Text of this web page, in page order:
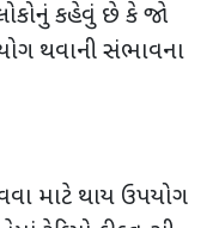
કહેવું છે કે જો
થવાની સંભાવના
માટે થાય ઉપયોગ